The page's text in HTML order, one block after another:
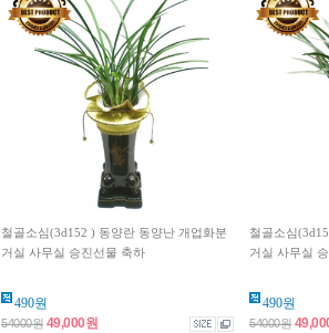
철골소심(3d152 ) 동양란 동양난 개업화분
거실 사무실 승진선물 축하
490원
54000원 49,000원
철골소심
거실 사무실
490원
54000원